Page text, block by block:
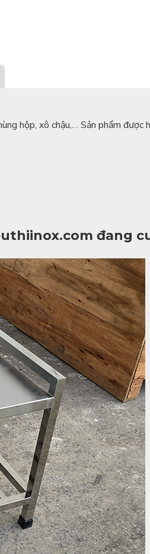
hộp, xô chậu,… Sản phẩm được
đang